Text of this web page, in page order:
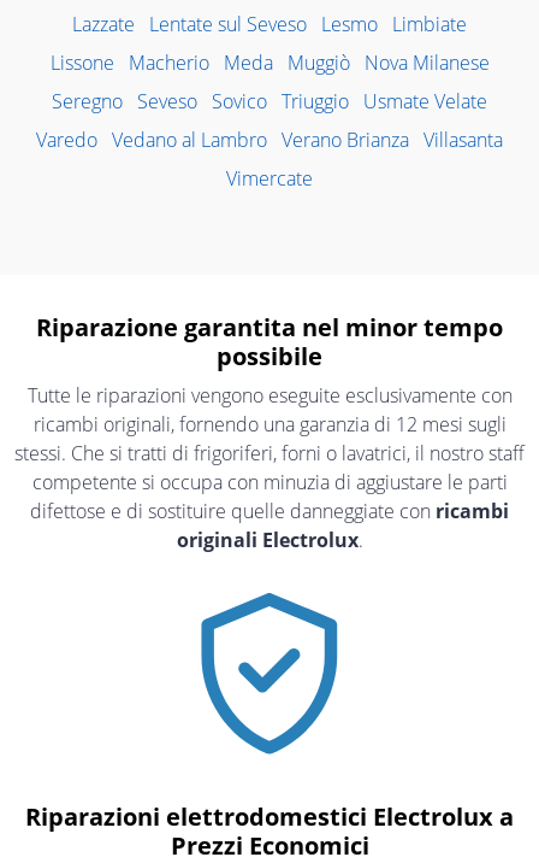
Lazzate Lentate sul Seveso Lesmo Limbiate
Lissone
Macherio Meda Muggiò
Nova Milanese
Seregno Seveso Sovico Triuggio Usmate Velate
Varedo Vedano al Lambro Verano Brianza Villasanta
Vimercate
Riparazione garantita nel minor tempo
possibile
Tutte le riparazioni vengono eseguite esclusivamente con
ricambi originali, fornendo una garanzia di 12 mesi sugli
stessi. Che si tratti di frigoriferi, forni o lavatrici, il nostro staff
competente si occupa con minuzia di aggiustare le parti
difettose e di sostituire quelle danneggiate con ricambi
originali Electrolux.
Riparazioni elettrodomestici Electrolux a
Prezzi Economici